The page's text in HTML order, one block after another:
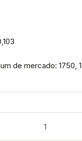
de mercado: 1750,